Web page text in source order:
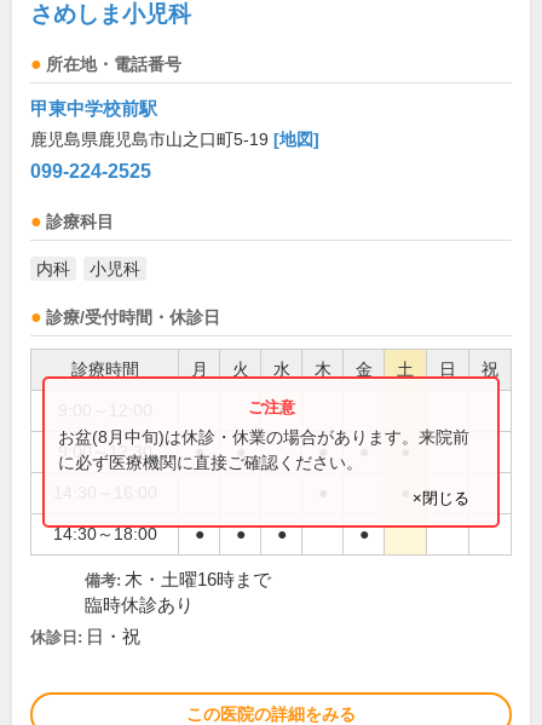
さめしま小児科
所在地・電話番号
甲東中学校前駅
鹿児島県鹿児島市山之口町5-19 [地図]
099-224-2525
診療科目
内科 小児科
診療/受付時間・休診日
診療時間 月 火 水 木 金 土 日 祝
●
9:00～12:30 ● ● ● ● ●
14:30～18:00 ● ● ● ●
お盆(8月中旬)は休診・休業の場合があります。来院前
に必ず医療機関に直接ご確認ください。
×閉じる
備考: 木・土曜16時まで
臨時休診あり
休診日: 日・祝
この医院の詳細をみる